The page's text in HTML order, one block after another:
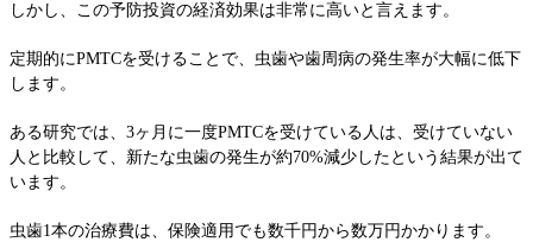
しかし、この予防投資の経済効果は非常に高いと言えます。
定期的にPMTCを受けることで、虫歯や歯周病の発生率が大幅に低下
します。
ある研究では、3ヶ月に一度PMTCを受けている人は、受けていない
人と比較して、新たな虫歯の発生が約70%減少したという結果が出て
います。
虫歯1本の治療費は、保険適用でも数千円から数万円かかります。